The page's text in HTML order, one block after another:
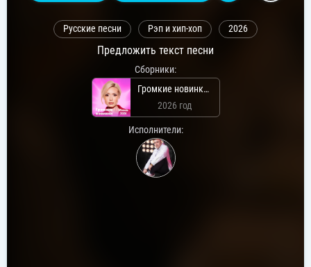
Русские песни Рэп и хип-хоп 2026
Предложить текст песни
Сборники:
Громкие новинки: Июнь 2026
2026 год
Исполнители: